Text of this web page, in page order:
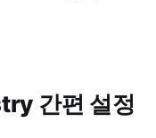
fluent/fluent-bit-
bit-service-
간편 설정